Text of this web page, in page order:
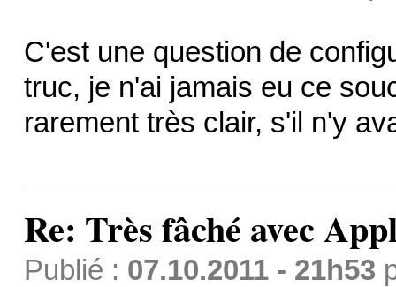
C'est une question de
truc, je n'ai jamais eu ce
rarement très clair, s'il n'y
Re: Très fâché avec
Publié : 07.10.2011 - 21h53